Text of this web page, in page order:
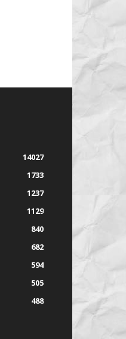
14027
1733
1237
1129
840
682
594
505
488